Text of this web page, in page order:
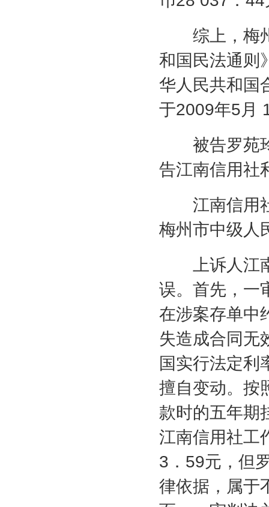
综上，梅州
和国民法通则
华人民共和国
于2009年5月
被告罗苑玲
告江南信用社
江南信用社
梅州市中级人
上诉人江南
误。首先，一
在涉案存单中
失造成合同无
国实行法定利
擅自变动。按
款时的五年期
江南信用社工
3 ． 59元，但
律依据，属于